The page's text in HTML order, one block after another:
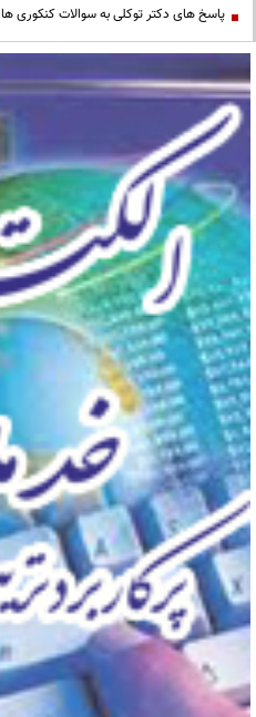
پاسخ های دکتر توکلی به سوالات کنکوری ها